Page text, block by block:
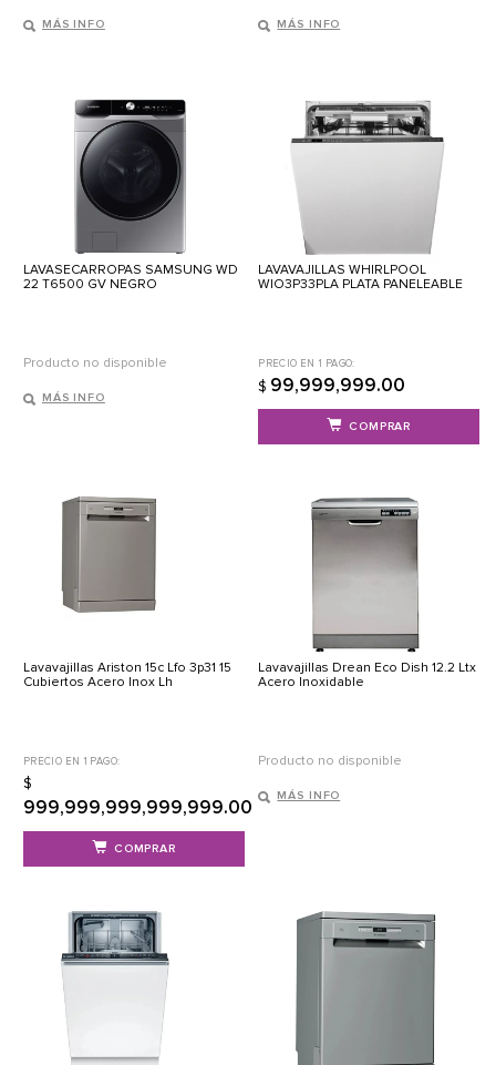
MÁS INFO MÁS INFO
LAVASECARROPAS SAMSUNG WD
22 T6500 GV NEGRO
Producto no disponible
MÁS INFO
LAVAVAJILLAS WHIRLPOOL
WIO3P33PLA PLATA PANELEABLE
PRECIO EN 1 PAGO:
$ 99,999,999.00
COMPRAR
Lavavajillas Ariston 15c Lfo 3p31 15
Cubiertos Acero Inox Lh
PRECIO EN 1 PAGO:
$
999,999,999,999,999.00
COMPRAR
Lavavajillas Drean Eco Dish 12.2 Ltx
Acero Inoxidable
Producto no disponible
MÁS INFO